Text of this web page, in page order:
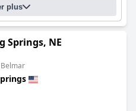
plus
Springs, NE